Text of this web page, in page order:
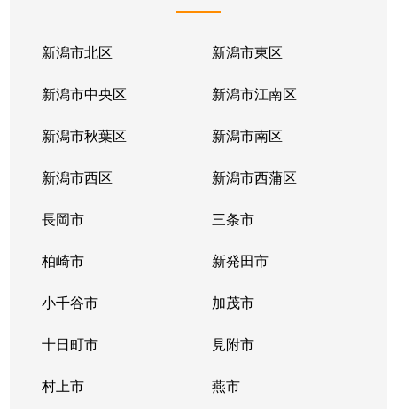
新潟市北区 新潟市東区
新潟市中央区 新潟市江南区
新潟市秋葉区 新潟市南区
新潟市西区 新潟市西蒲区
長岡市 三条市
柏崎市 新発田市
小千谷市 加茂市
十日町市 見附市
村上市 燕市